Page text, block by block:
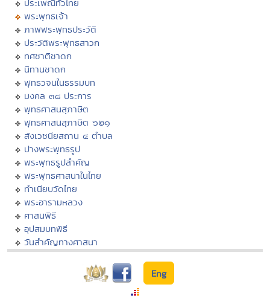
ประเพณีทั่วไทย
พระพุทธเจ้า
ภาพพระพุทธประวัติ
ประวัติพระพุทธสาวก
ทศชาติชาดก
นิทานชาดก
พุทธวจนในธรรมบท
มงคล ๓๘ ประการ
พุทธศาสนสุภาษิต
พุทธศาสนสุภาษิต ๖๒๑
สังเวชนียสถาน ๔ ตำบล
ปางพระพุทธรูป
พระพุทธรูปสำคัญ
พระพุทธศาสนาในไทย
ทำเนียบวัดไทย
พระอารามหลวง
ศาสนพิธี
อุปสมบทพิธี
วันสำคัญทางศาสนา
Eng